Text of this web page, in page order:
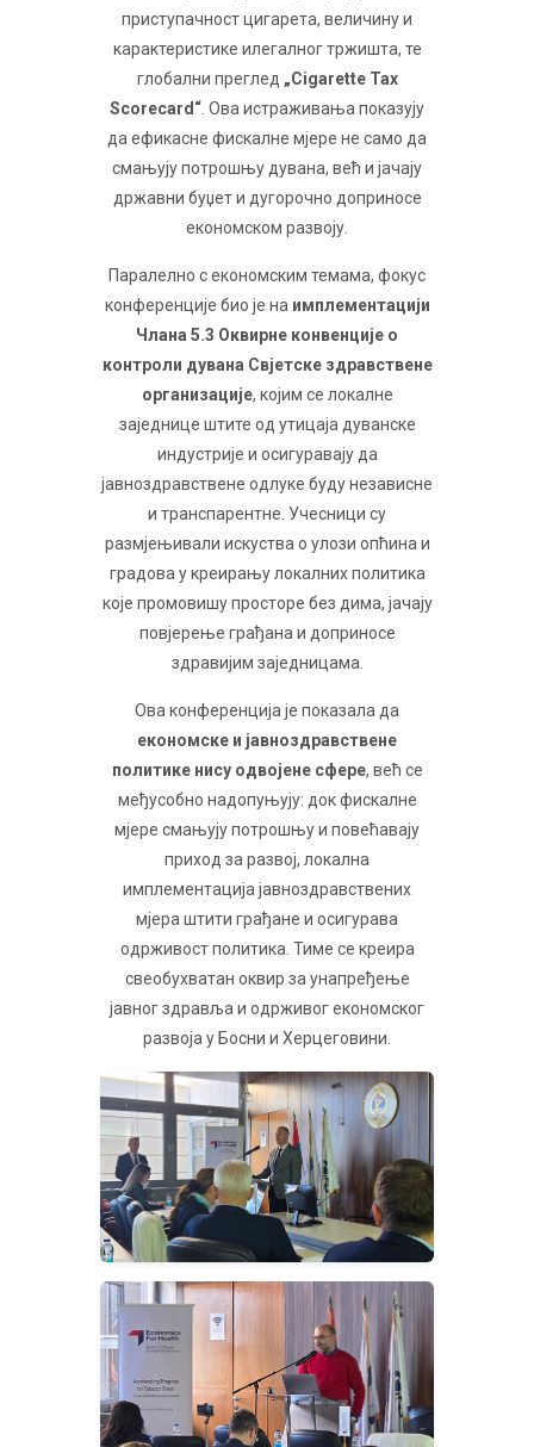
приступачност цигарета, величину и
карактеристике илегалног тржишта, те
глобални преглед „Cigarette Tax
Scorecard“ . Ова истраживања показују
да ефикасне фискалне мјере не само да
смањују потрошњу дувана, већ и јачају
државни буџет и дугорочно доприносе
економском развоју.
Паралелно с економским темама, фокус
конференције био је на имплементацији
Члана 5.3 Оквирне конвенције о
контроли дувана Свјетске здравствене
организације, којим се локалне
заједнице штите од утицаја дуванске
индустрије и осигуравају да
јавноздравствене одлуке буду независне
и транспарентне. Учесници су
размјењивали искуства о улози опћина и
градова у креирању локалних политика
које промовишу просторе без дима, јачају
повјерење грађана и доприносе
здравијим заједницама.
Ова конференција је показала да
економске и јавноздравствене
политике нису одвојене сфере, већ се
међусобно надопуњују: док фискалне
мјере смањују потрошњу и повећавају
приход за развој, локална
имплементација јавноздравствених
мјера штити грађане и осигурава
одрживост политика. Тиме се креира
свеобухватан оквир за унапређење
јавног здравља и одрживог економског
развоја у Босни и Херцеговини.